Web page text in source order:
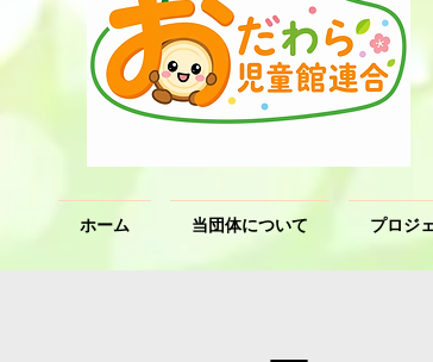
ホーム 当団体について プロジ